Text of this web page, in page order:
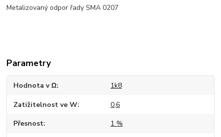
Metalizovaný odpor řady SMA 0207
Parametry
Hodnota v Ω 1k8
Zatižitelnost ve W 0,6
Přesnost 1 %